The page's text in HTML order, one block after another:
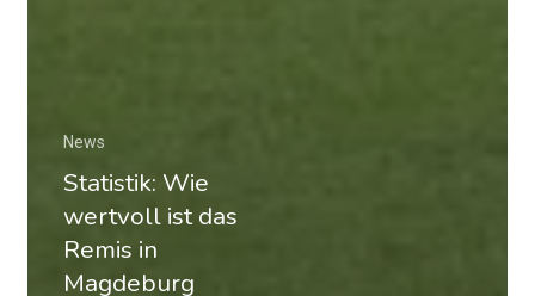
News
Statistik: Wie
wertvoll ist das
Remis in
Magdeburg